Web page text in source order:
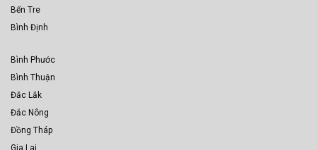
Bến Tre
Bình Định
Bình Phước
Bình Thuận
Đắc Lắk
Đắc Nông
Đồng Tháp
Gia Lai